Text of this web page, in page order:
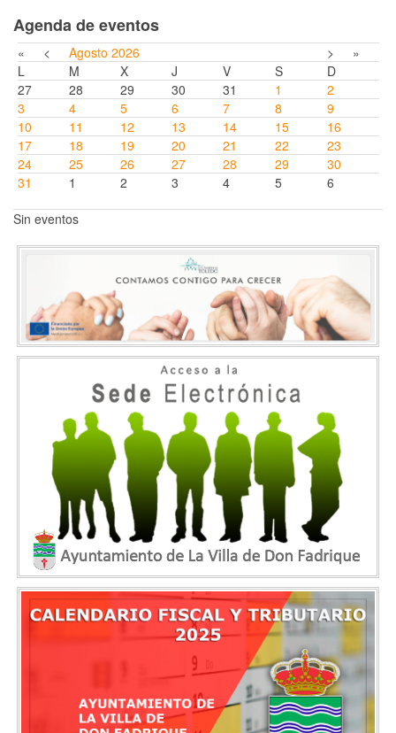
Agenda de eventos
« < Agosto 2026 >
»
L
M X J V S
D
27
28 29 30 31 1
2
3
4 5 6 7 8
9
10
11 12 13 14 15
16
17
18 19 20 21 22
23
24
25 26 27 28 29
30
31
1 2 3 4 5 6
Sin eventos